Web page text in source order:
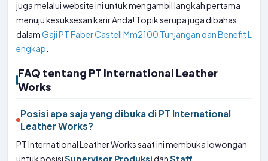
juga melalui website ini untuk mengambil langkah pertama
menuju kesuksesan karir Anda! Topik serupa juga dibahas
dalamGaji PT Faber Castell Mm2100 Tunjangan dan Benefit L
engkap
FAQ tentang PT International Leather
Works
Posisi apa saja yang dibuka di PT International
Leather Works?
PT International Leather Works saat ini membuka lowongan
untuk posisiSupervisor ProduksidanStaff